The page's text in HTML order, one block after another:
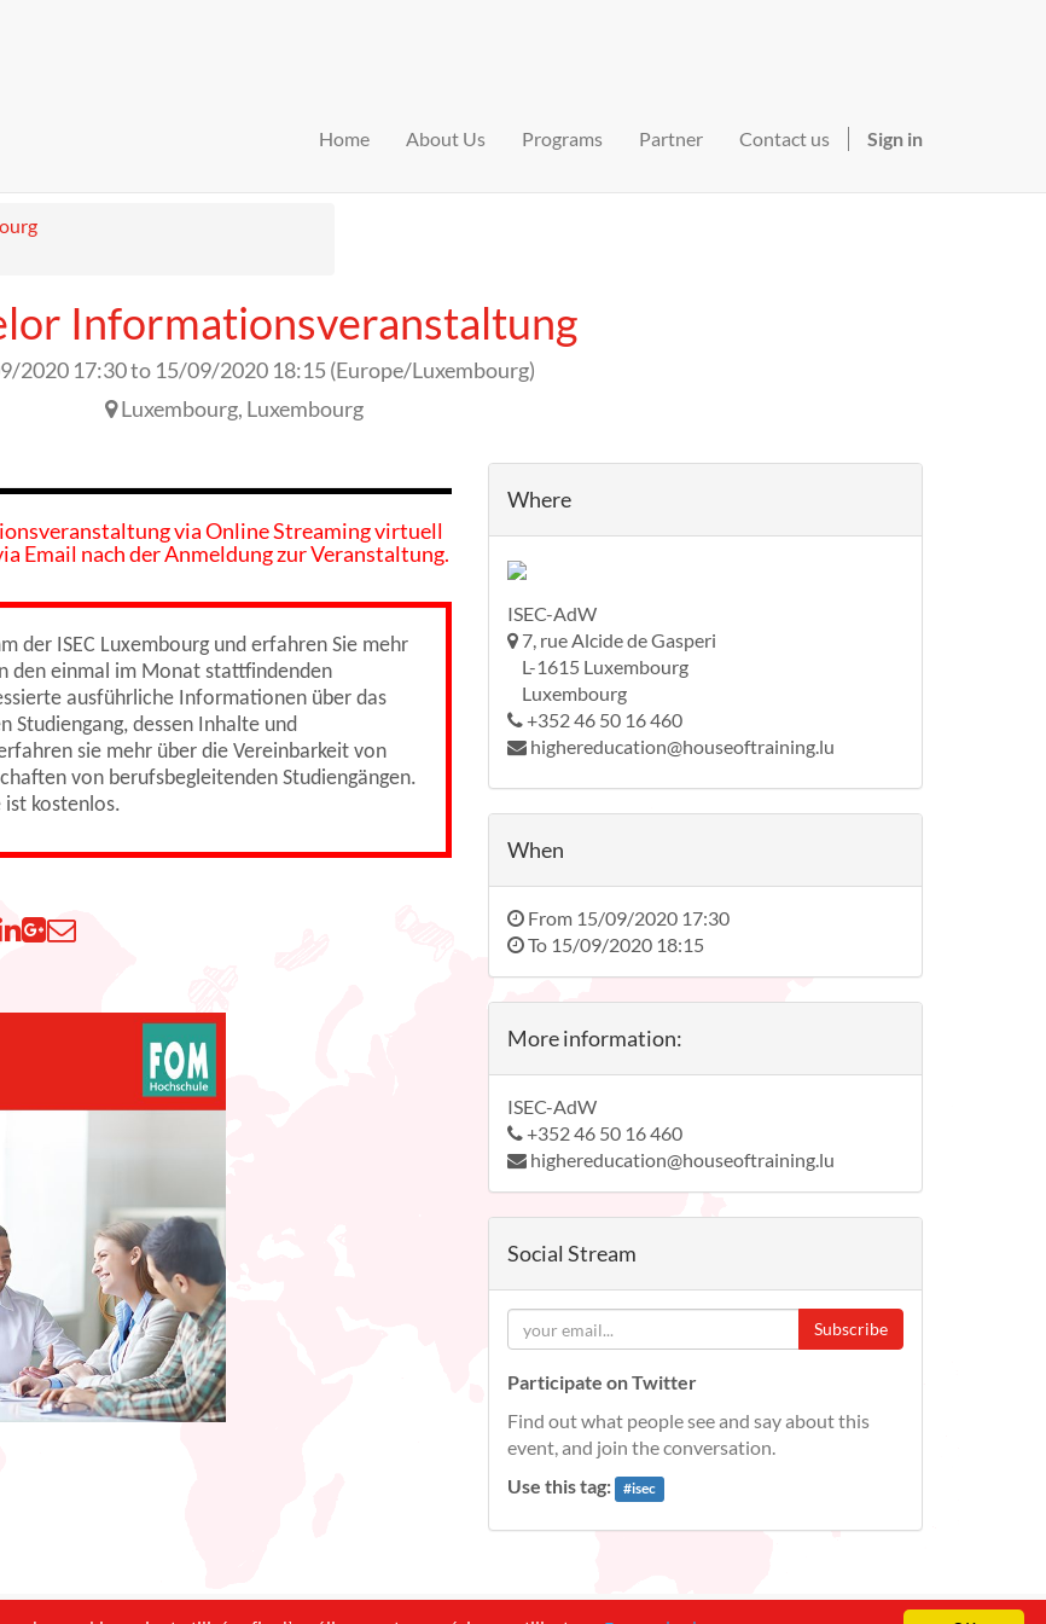
Home About Us Programs Partner Contact us Sign in
Informationsveranstaltung
2020 17:30to 15/09/2020 18:15(Europe/Luxembourg)
Luxembourg, Luxembourg
via Online Streaming virtuell
Email nach der Anmeldung zur Veranstaltung.
der ISEC Luxembourg und erfahren Sie mehr
den einmal im Monat stattfindenden
ausführliche Informationen über das
Studiengang, dessen Inhalte und
sie mehr über die Vereinbarkeit von
von berufsbegleitenden Studiengängen.
ist kostenlos.
Where
ISEC-AdW
7, rue Alcide de Gasperi
L-1615 Luxembourg
Luxembourg
+352 46 50 16 460
highereducation@houseoftraining.lu
When
From 15/09/2020 17:30
To 15/09/2020 18:15
More information:
ISEC-AdW
+352 46 50 16 460
highereducation@houseoftraining.lu
Social Stream
Subscribe
Participate on Twitter
Find out what people see and say about this
event, and join the conversation.
Use this tag:
#isec